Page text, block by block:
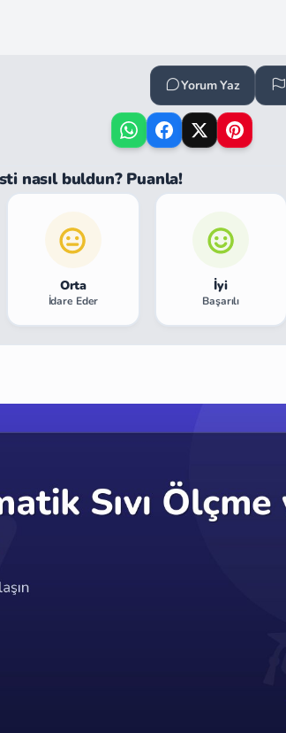
Yorum Yaz
nasıl buldun? Puanla!
Orta
İdare Eder
İyi
Başarılı